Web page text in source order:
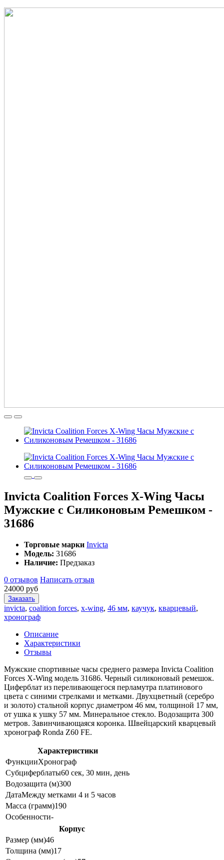
Invicta Coalition Forces X-Wing Часы
Мужские с Силиконовым Ремешком -
31686
Торговые марки Invicta
Модель: 31686
Наличие: Предзаказ
0 отзывов Написать отзыв
24000 руб
Заказать
invicta, coalition forces, x-wing, 46 мм, каучук, кварцевый,
хронограф
Описание
Характеристики
Отзывы
Мужские спортивные часы среднего размера Invicta Coalition
Forces X-Wing модель 31686. Черный силиконовый ремешок.
Циферблат из переливающегося перламутра платинового
цвета с синими стрелками и метками. Двухцветный (серебро
и золото) стальной корпус диаметром 46 мм, толщиной 17 мм,
от ушка к ушку 57 мм. Минеральное стекло. Водозащита 300
метров. Завинчивающаяся коронка. Швейцарский кварцевый
хронограф Ronda Z60 FE.
Характеристики
ФункцииХронограф
Субциферблаты60 сек, 30 мин, день
Водозащита (м)300
ДатаМежду метками 4 и 5 часов
Масса (грамм)190
Особенности-
Корпус
Размер (мм)46
Толщина (мм)17